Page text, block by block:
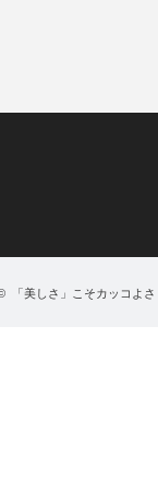
「美しさ」こそカッコよさ